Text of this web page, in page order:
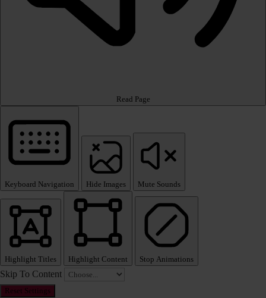
Read Page
Keyboard Navigation Hide Images Mute Sounds
Highlight Titles Highlight Content Stop Animations
Skip To Content
Reset Settings